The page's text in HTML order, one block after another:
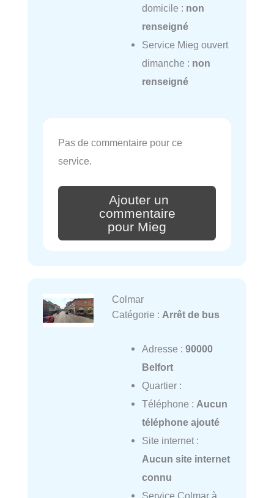
domicile : non
renseigné
Service Mieg ouvert
dimanche : non
renseigné
Pas de commentaire pour ce
service.
Ajouter un
commentaire
pour Mieg
Colmar
Catégorie : Arrêt de bus
Adresse : 90000
Belfort
Quartier :
Téléphone : Aucun
téléphone ajouté
Site internet :
Aucun site internet
connu
Service Colmar à